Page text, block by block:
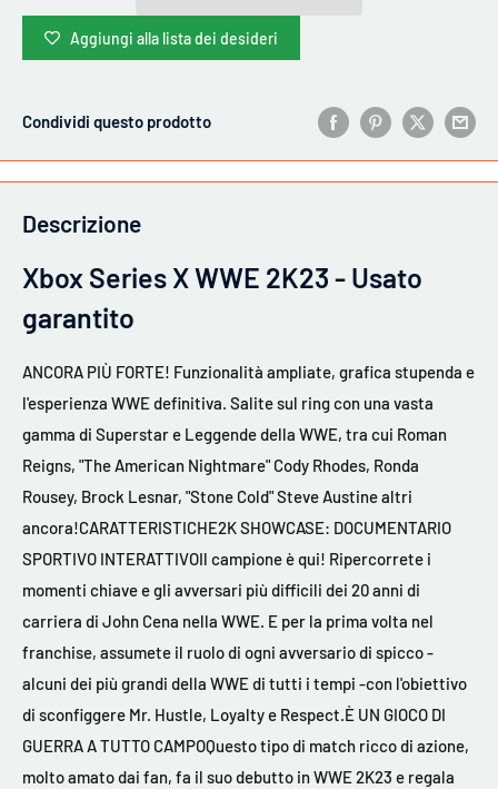
Aggiungi alla lista dei desideri
Condividi questo prodotto
Descrizione
Xbox Series X WWE 2K23 - Usato
garantito
ANCORA PIÙ FORTE! Funzionalità ampliate, grafica stupenda e
l'esperienza WWE definitiva. Salite sul ring con una vasta
gamma di Superstar e Leggende della WWE, tra cui Roman
Reigns, "The American Nightmare" Cody Rhodes, Ronda
Rousey, Brock Lesnar, "Stone Cold" Steve Austine altri
ancora!CARATTERISTICHE2K SHOWCASE: DOCUMENTARIO
SPORTIVO INTERATTIVOIl campione è qui! Ripercorrete i
momenti chiave e gli avversari più difficili dei 20 anni di
carriera di John Cena nella WWE. E per la prima volta nel
franchise, assumete il ruolo di ogni avversario di spicco -
alcuni dei più grandi della WWE di tutti i tempi -con l'obiettivo
di sconfiggere Mr. Hustle, Loyalty e Respect.È UN GIOCO DI
GUERRA A TUTTO CAMPOQuesto tipo di match ricco di azione,
molto amato dai fan, fa il suo debutto in WWE 2K23 e regala